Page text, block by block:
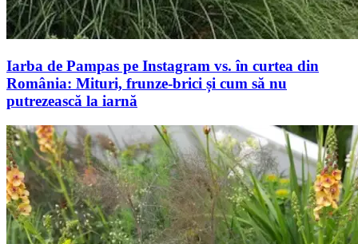
Iarba de Pampas pe Instagram vs. în curtea din
România: Mituri, frunze-brici și cum să nu
putrezească la iarnă